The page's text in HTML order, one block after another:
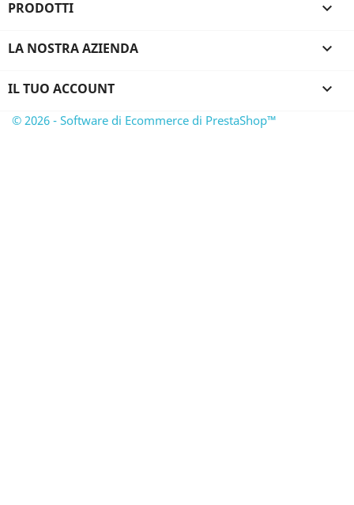
PRODOTTI 
LA NOSTRA AZIENDA 
IL TUO ACCOUNT 
© 2026 - Software di Ecommerce di PrestaShop™